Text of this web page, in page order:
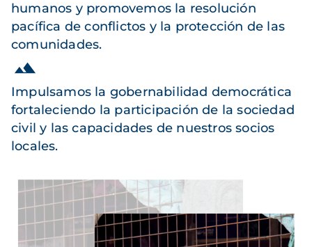
humanos y promovemos la resolución
pacífica de conflictos y la protección de las
comunidades.
Impulsamos la gobernabilidad democrática
fortaleciendo la participación de la sociedad
civil y las capacidades de nuestros socios
locales.